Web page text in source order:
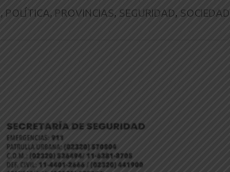
, POLÍTICA, PROVINCIAS, SEGURIDAD, SOCIEDAD